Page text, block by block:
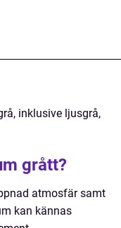
inklusive ljusgrå,
grått?
atmosfär samt
kan kännas